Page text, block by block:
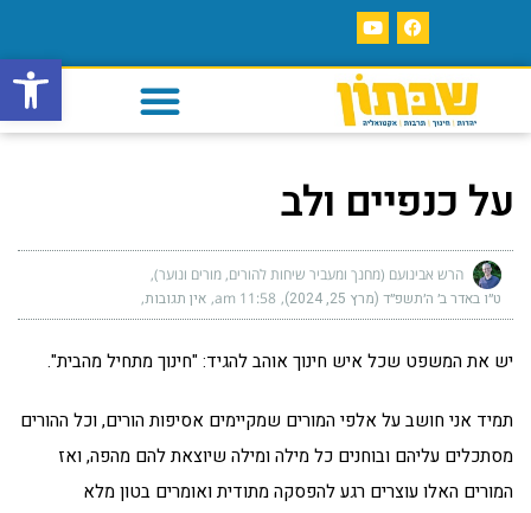
פתח
על כנפיים ולב
הרש אבינועם (מחנך ומעביר שיחות להורים, מורים ונוער)
ט״ו באדר ב׳ ה׳תשפ״ד (מרץ 25, 2024) 11:58 am אין תגובות
יש את המשפט שכל איש חינוך אוהב להגיד: "חינוך מתחיל מהבית".
תמיד אני חושב על אלפי המורים שמקיימים אסיפות הורים, וכל ההורים
מסתכלים עליהם ובוחנים כל מילה ומילה שיוצאת להם מהפה, ואז
המורים האלו עוצרים רגע להפסקה מתודית ואומרים בטון מלא